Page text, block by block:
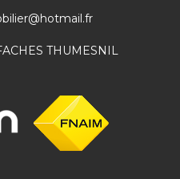
THUMESNIL